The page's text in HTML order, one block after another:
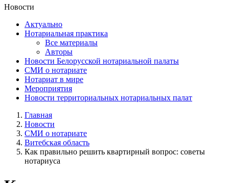
Новости
Актуально
Нотариальная практика
Все материалы
Авторы
Новости Белорусской нотариальной палаты
СМИ о нотариате
Нотариат в мире
Мероприятия
Новости территориальных нотариальных палат
Главная
Новости
СМИ о нотариате
Витебская область
Как правильно решить квартирный вопрос: советы
нотариуса